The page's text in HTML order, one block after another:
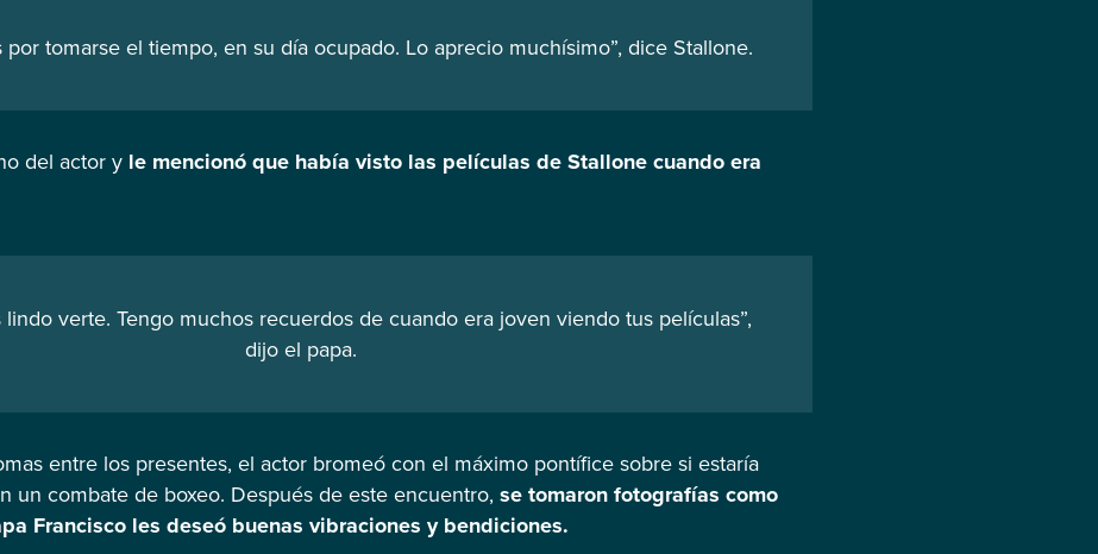
por tomarse el tiempo, en su día ocupado. Lo aprecio muchísimo”, dice Stallone.
del actor y le mencionó que había visto las películas de Stallone cuando era
lindo verte. Tengo muchos recuerdos de cuando era joven viendo tus películas”,
dijo el papa.
entre los presentes, el actor bromeó con el máximo pontífice sobre si estaría
un combate de boxeo. Después de este encuentro, se tomaron fotografías como
Francisco les deseó buenas vibraciones y bendiciones.